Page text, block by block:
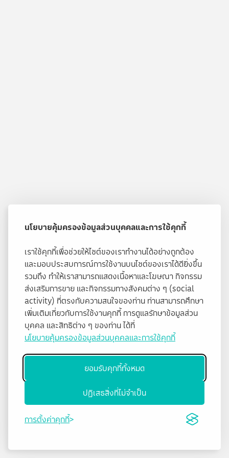
นโยบายคุ้มครองข้อมูลส่วนบุคคลและการใช้คุกกี้
เราใช้คุกกี้เพื่อช่วยให้ไซต์ของเราทำงานได้อย่างถูกต้อง
และมอบประสบการณ์การใช้งานบนไซต์ของเราได้ดียิ่งขึ้น
รวมถึง ทำให้เราสามารถแสดงเนื้อหาและโฆษณา กิจกรรม
ส่งเสริมการขาย และกิจกรรมทางสังคมต่าง ๆ (social
activity) ที่ตรงกับความสนใจของท่าน ท่านสามารถศึกษา
เพิ่มเติมเกี่ยวกับการใช้งานคุกกี้ การดูแลรักษาข้อมูลส่วน
บุคคล และสิทธิต่าง ๆ ของท่าน ได้ที่
นโยบายคุ้มครองข้อมูลส่วนบุคคลและการใช้คุกกี้
ยอมรับคุกกี้ทั้งหมด
ปฏิเสธสิ่งที่ไม่จำเป็น
การตั้งค่าคุกกี้